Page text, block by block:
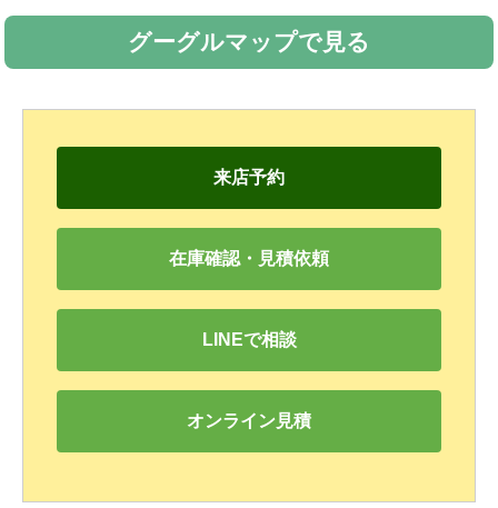
グーグルマップで見る
来店予約
在庫確認・見積依頼
LINEで相談
オンライン見積